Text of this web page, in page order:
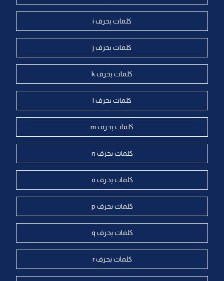
كلمات بحرف i
كلمات بحرف j
كلمات بحرف k
كلمات بحرف l
كلمات بحرف m
كلمات بحرف n
كلمات بحرف o
كلمات بحرف p
كلمات بحرف q
كلمات بحرف r